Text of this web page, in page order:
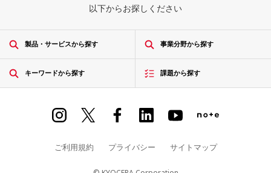
以下からお探しください
製品・サービスから探す 事業分野から探す
キーワードから探す 課題から探す
ご利用規約 プライバシー サイトマップ